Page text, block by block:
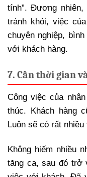
tính”. Đương
tránh khỏi, việc
chuyên nghiệp,
với khách hàng.
7. Cần thời gian
Công việc của
thúc. Khách hàng
Luôn sẽ có rất
Không hiếm nhiều
tăng ca, sau đó trở